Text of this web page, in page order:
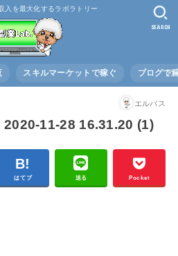
入を最大化するラボラトリー
スキルマーケットで稼ぐ ブログで
SEARCH
エルバス
2020-11-28 16.31.20 (1)
はてブ 送る Pocket